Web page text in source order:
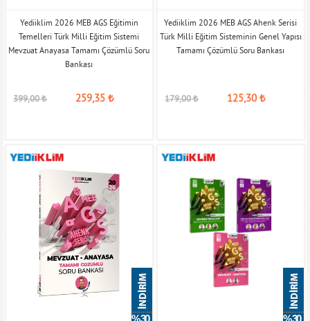
Yediiklim 2026 MEB AGS Eğitimin
Temelleri Türk Milli Eğitim Sistemi
Mevzuat Anayasa Tamamı Çözümlü Soru
Bankası
399,00₺ 259,35 ₺
Yediiklim 2026 MEB AGS Ahenk Serisi
Türk Milli Eğitim Sisteminin Genel Yapısı
Tamamı Çözümlü Soru Bankası
179,00₺ 125,30₺
% 30 % 30